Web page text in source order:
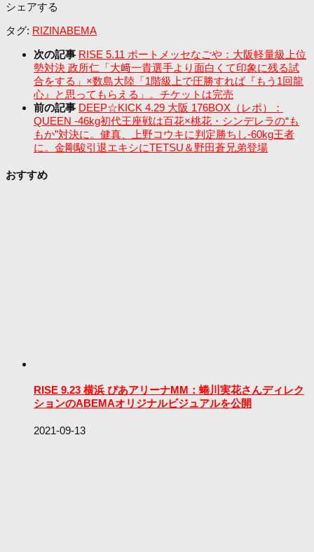
シェアする
タグ: RIZINABEMA
次の記事 RISE 5.11 ポートメッセなごや：大阪軽量級上位
勢対決 政所仁「大﨑一貴選手より面白くて印象に残る試
合をする」×数島大陸「1階級上で圧勝すれば『もう1回龍
心』と思ってもらえる」。チケットは完売
前の記事 DEEP☆KICK 4.29 大阪 176BOX（レポ）：
QUEEN -46kg初代王座戦は百花×桃花・シンデレラの“も
もか”対決に。健真、上野コウキに判定勝ちし-60kg王者
に。金剛駿引退エキシにTETSU＆野田蒼兄弟登場
おすすめ
RISE 9.23 横浜 ぴあアリーナMM：蜷川実花さんディレク
ションのABEMAオリジナルビジュアルを公開
2021-09-13